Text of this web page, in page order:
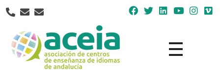
Nota:
este
web
incluye